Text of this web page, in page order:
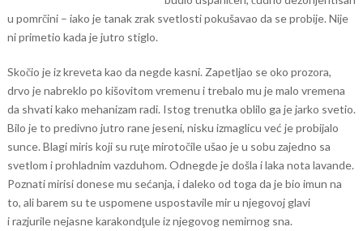
u pomrčini – iako je tanak zrak svetlosti pokušavao da se probije. Nije
ni primetio kada je jutro stiglo.
Skočio je iz kreveta kao da negde kasni. Zapetljao se oko prozora,
drvo je nabreklo po kišovitom vremenu i trebalo mu je malo vremena
da shvati kako mehanizam radi. Istog trenutka oblilo ga je jarko svetio.
Bilo je to predivno jutro rane jeseni, nisku izmaglicu već je probijalo
sunce. Blagi miris koji su ruţe mirotočile ušao je u sobu zajedno sa
svetlom i prohladnim vazduhom. Odnegde je došla i laka nota lavande.
Poznati mirisi donese mu sećanja, i daleko od toga da je bio imun na
to, ali barem su te uspomene uspostavile mir u njegovoj glavi
i razjurile nejasne karakondţule iz njegovog nemirnog sna.